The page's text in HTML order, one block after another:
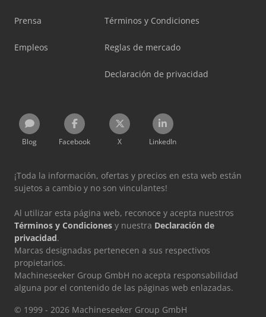
Prensa
Empleos
Términos y Condiciones
Reglas de mercado
Declaración de privacidad
Blog Facebook X LinkedIn
¡Toda la información, ofertas y precios en esta web están
sujetos a cambio y no son vinculantes!
Al utilizar esta página web, reconoce y acepta nuestros
Términos y Condiciones y nuestra Declaración de
privacidad.
Marcas designadas pertenecen a sus respectivos
propietarios.
Machineseeker Group GmbH no acepta responsabilidad
alguna por el contenido de las páginas web enlazadas.
© 1999 - 2026 Machineseeker Group GmbH